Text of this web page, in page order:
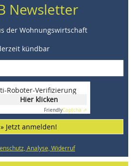
Newsletter
der Wohnungswirtschaft
kündbar
Roboter-Verifizierung
Hier klicken
FriendlyCaptcha ⇗
» Jetzt anmelden!
Analyse, Widerruf